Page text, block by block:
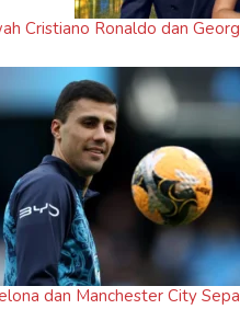
Cristiano Ronaldo dan
dan Manchester City